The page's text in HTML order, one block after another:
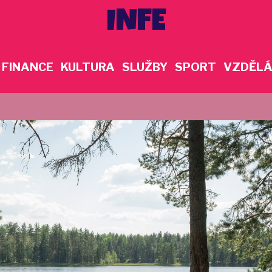
INFE
FINANCE KULTURA SLUŽBY SPORT